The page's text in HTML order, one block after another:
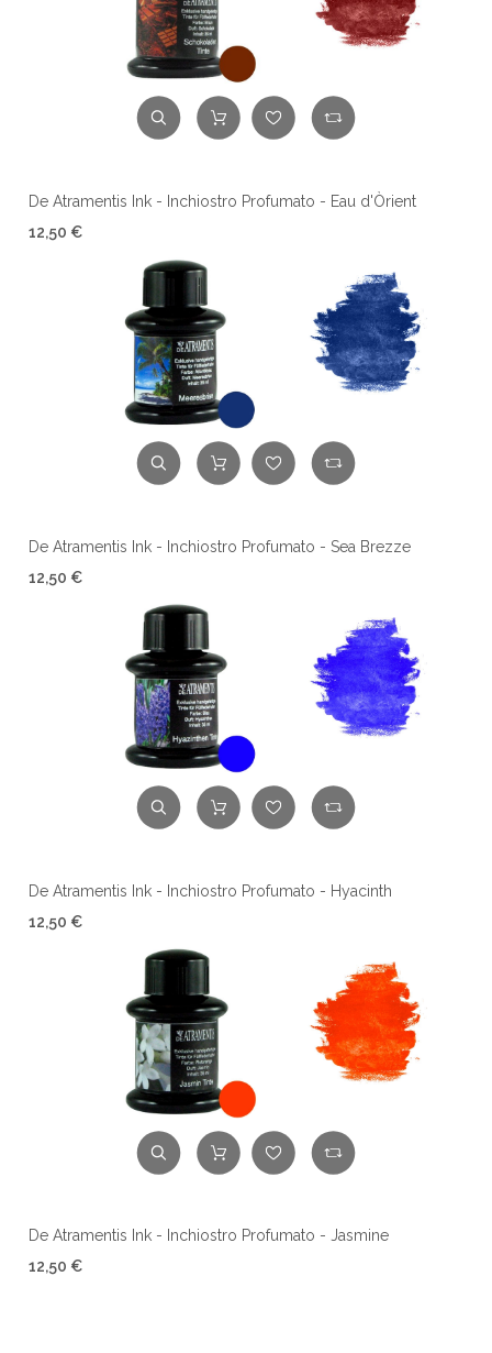
De Atramentis Ink - Inchiostro Profumato - Eau d'Òrient
12,50 €
De Atramentis Ink - Inchiostro Profumato - Sea Brezze
12,50 €
De Atramentis Ink - Inchiostro Profumato - Hyacinth
12,50 €
De Atramentis Ink - Inchiostro Profumato - Jasmine
12,50 €